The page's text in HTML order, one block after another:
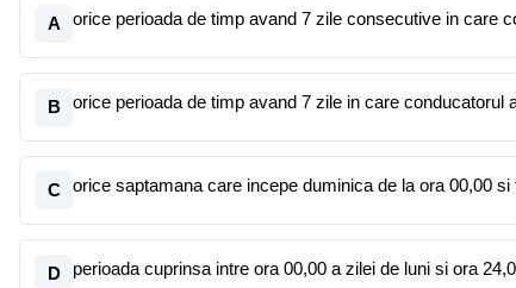
A orice perioada de timp avand 7 zile consecutive in care
B orice perioada de timp avand 7 zile in care
C orice saptamana care incepe duminica de la ora 00,00 si
D perioada cuprinsa intre ora 00,00 a zilei de luni si ora